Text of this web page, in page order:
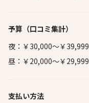
予算 （口コミ集計）
夜：￥30,000～￥39,999
昼：￥20,000～￥29,999
支払い方法